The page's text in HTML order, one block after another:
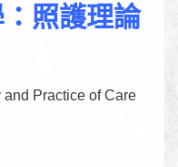
照護理論
Practice of Care